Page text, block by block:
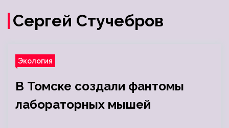
Сергей Стучебров
Экология
В Томске создали фантомы
лабораторных мышей